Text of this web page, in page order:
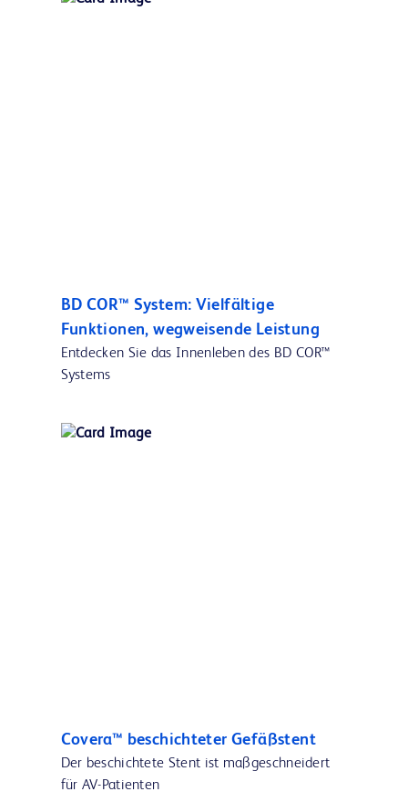
BD COR™ System: Vielfältige
Funktionen, wegweisende Leistung
Entdecken Sie das Innenleben des BD COR™
Systems
Covera™ beschichteter Gefäßstent
Der beschichtete Stent ist maßgeschneidert
für AV-Patienten